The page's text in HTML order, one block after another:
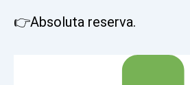
👉Absoluta reserva.